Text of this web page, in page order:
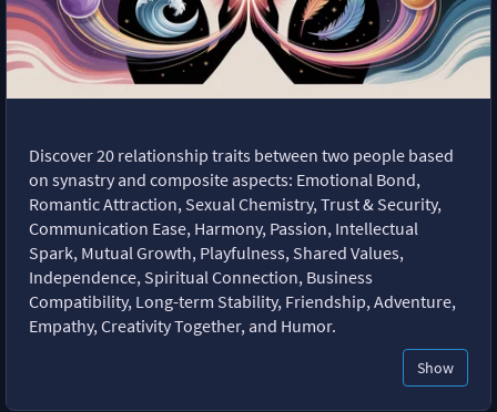
Discover 20 relationship traits between two people based
on synastry and composite aspects: Emotional Bond,
Romantic Attraction, Sexual Chemistry, Trust & Security,
Communication Ease, Harmony, Passion, Intellectual
Spark, Mutual Growth, Playfulness, Shared Values,
Independence, Spiritual Connection, Business
Compatibility, Long-term Stability, Friendship, Adventure,
Empathy, Creativity Together, and Humor.
Show